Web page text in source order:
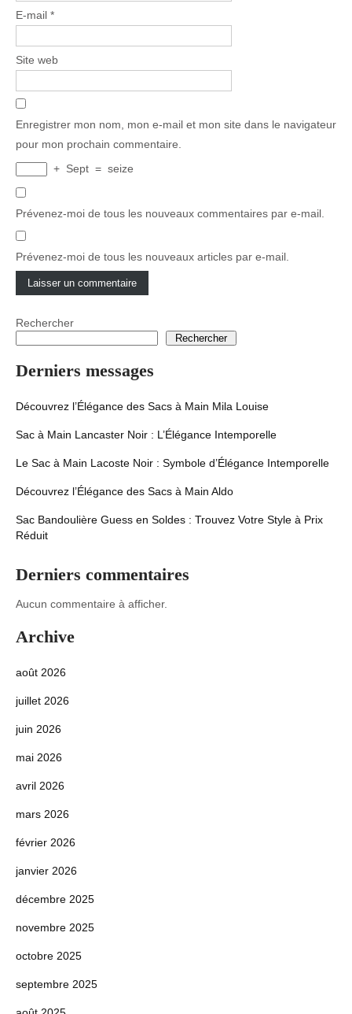
E-mail *
Site web
Enregistrer mon nom, mon e-mail et mon site dans le navigateur
pour mon prochain commentaire.
+ Sept = seize
Prévenez-moi de tous les nouveaux commentaires par e-mail.
Prévenez-moi de tous les nouveaux articles par e-mail.
Rechercher
Rechercher
Derniers messages
Découvrez l’Élégance des Sacs à Main Mila Louise
Sac à Main Lancaster Noir : L’Élégance Intemporelle
Le Sac à Main Lacoste Noir : Symbole d’Élégance Intemporelle
Découvrez l’Élégance des Sacs à Main Aldo
Sac Bandoulière Guess en Soldes : Trouvez Votre Style à Prix
Réduit
Derniers commentaires
Aucun commentaire à afficher.
Archive
août 2026
juillet 2026
juin 2026
mai 2026
avril 2026
mars 2026
février 2026
janvier 2026
décembre 2025
novembre 2025
octobre 2025
septembre 2025